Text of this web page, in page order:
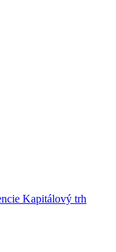
Kapitálový trh